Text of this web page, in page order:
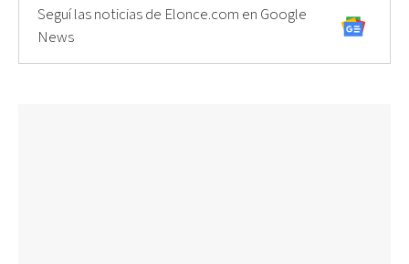
Seguí las noticias de Elonce.com en Google
News